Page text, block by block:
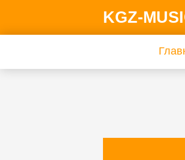
KGZ-